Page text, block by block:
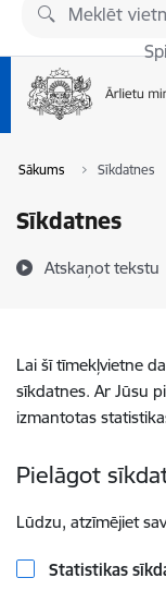
Pāriet uz lapas
Sākums Sīkdatnes
Sīkdatnes
Atskaņot tekstu
Lai šī tīmekļvietne
sīkdatnes. Ar Jūsu
izmantotas
Pielāgot
Lūdzu, atzīmējiet
Statistikas